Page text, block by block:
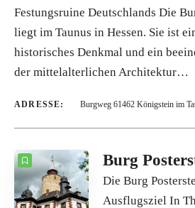
Festungsruine Deutschlands Die
liegt im Taunus in Hessen. Sie ist
historisches Denkmal und ein
der mittelalterlichen Architektur…
ADRESSE: Burgweg 61462 Königstein im
Burg
Die Burg
Ausflugsziel In